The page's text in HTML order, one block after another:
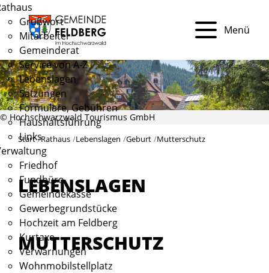
Grußwort
Mitarbeiter
Gemeinderat
Service von A-Z
Lebenslagen
Satzungen
Formulare, Gebühren
Haushaltsführung
Links
Friedhof
Fundbüro
Gemeindekasse
Gewerbegrundstücke
Hochzeit am Feldberg
Kurtaxe
Verwarnungen
Wohnmobilstellplatz
Menü
© Hochschwarzwald Tourismus GmbH
Start Rathaus Lebenslagen Geburt Mutterschutz
LEBENSLAGEN
MUTTERSCHUTZ